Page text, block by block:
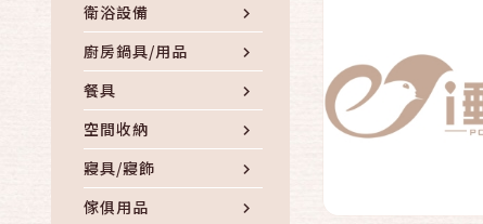
衛浴設備
廚房鍋具/用品
餐具
空間收納
寢具/寢飾
傢俱用品